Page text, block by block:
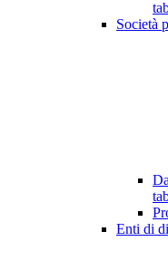
Società
Enti di